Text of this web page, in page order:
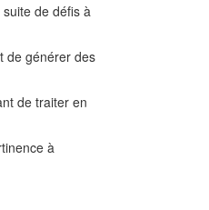
de défis à
de générer des
de traiter en
à